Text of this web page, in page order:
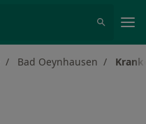
Bad Oeynhausen